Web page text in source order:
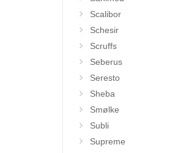
Scalibor
Schesir
Scruffs
Seberus
Seresto
Sheba
Smølke
Subli
Supreme